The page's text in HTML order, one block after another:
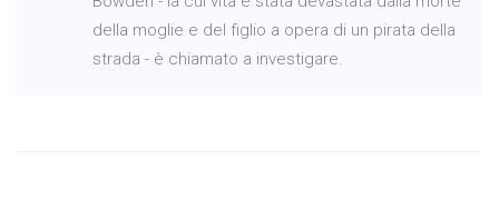
della moglie e del figlio a opera di un pirata della
strada - è chiamato a investigare.